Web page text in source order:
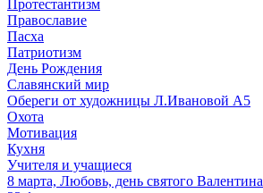
Протестантизм
Православие
Пасха
Патриотизм
День Рождения
Славянский мир
Обереги от художницы Л.Ивановой А5
Охота
Мотивация
Кухня
Учителя и учащиеся
8 марта, Любовь, день святого Валентина